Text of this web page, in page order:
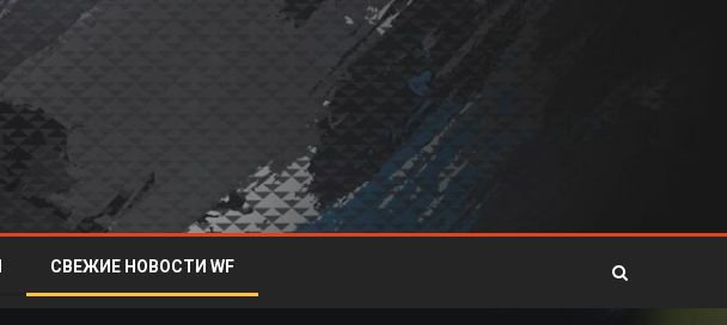
СВЕЖИЕ НОВОСТИ WF